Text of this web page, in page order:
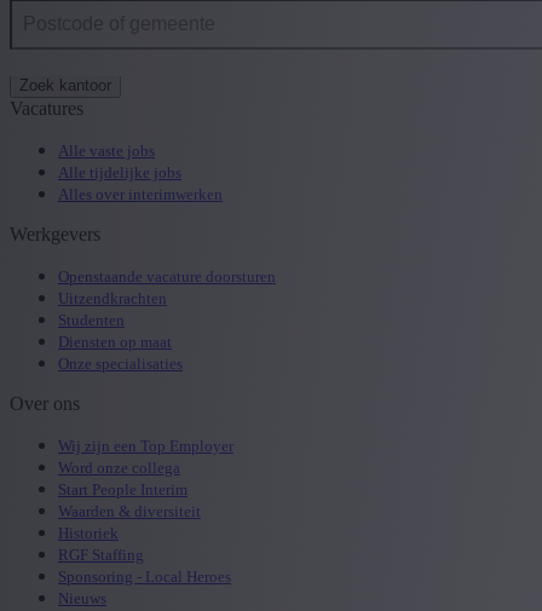
Zoek kantoor
Vacatures
Alle vaste jobs
Alle tijdelijke jobs
Alles over interimwerken
Werkgevers
Openstaande vacature doorsturen
Uitzendkrachten
Studenten
Diensten op maat
Onze specialisaties
Over ons
Wij zijn een Top Employer
Word onze collega
Start People Interim
Waarden & diversiteit
Historiek
RGF Staffing
Sponsoring - Local Heroes
Nieuws